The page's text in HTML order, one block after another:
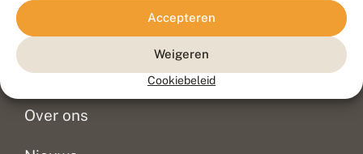
Accepteren
Weigeren
Cookiebeleid
Veelgestelde vragen
Doneer
Over ons
Sitemap